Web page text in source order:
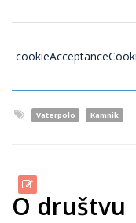
Vaterpolo Kamnik
O društvu